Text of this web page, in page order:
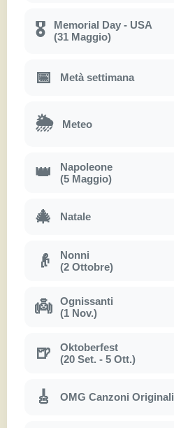
🎖
Memorial Day - USA
(31 Maggio)
📅 Metà settimana
🌦 Meteo
👑
Napoleone
(5 Maggio)
🎄 Natale
👴
Nonni
(2 Ottobre)
👼
Ognissanti
(1 Nov.)
🍺
Oktoberfest
(20 Set. - 5 Ott.)
🎸 OMG Canzoni Originali